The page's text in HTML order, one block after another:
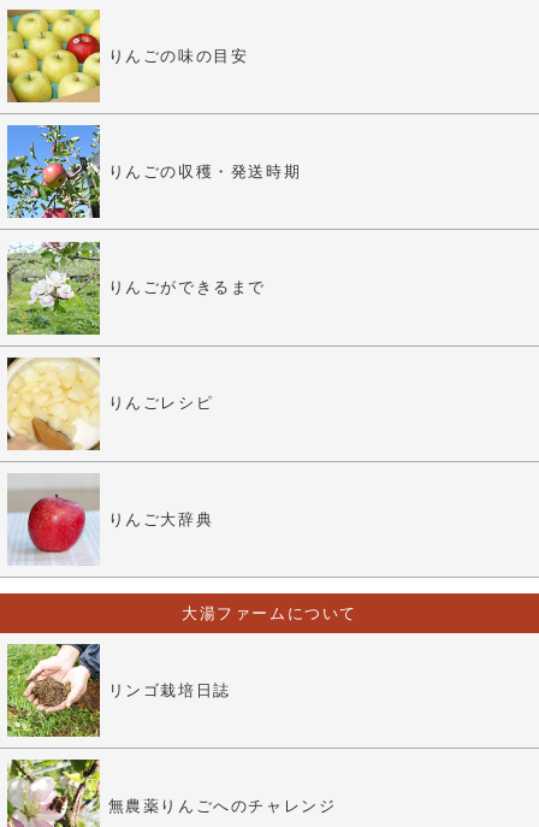
りんごの味の目安
りんごの収穫・発送時期
りんごができるまで
りんごレシピ
りんご大辞典
大湯ファームについて
リンゴ栽培日誌
無農薬りんごへのチャレンジ